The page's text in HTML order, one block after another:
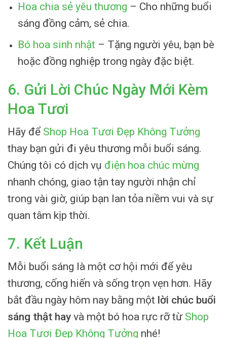
Hoa chia sẻ yêu thương – Cho những buổi
sáng đồng cảm, sẻ chia.
Bó hoa sinh nhật – Tặng người yêu, bạn bè
hoặc đồng nghiệp trong ngày đặc biệt.
6. Gửi Lời Chúc Ngày Mới Kèm
Hoa Tươi
Hãy để Shop Hoa Tươi Đẹp Không Tưởng
thay bạn gửi đi yêu thương mỗi buổi sáng.
Chúng tôi có dịch vụ điện hoa chúc mừng
nhanh chóng, giao tận tay người nhận chỉ
trong vài giờ, giúp bạn lan tỏa niềm vui và sự
quan tâm kịp thời.
7. Kết Luận
Mỗi buổi sáng là một cơ hội mới để yêu
thương, cống hiến và sống trọn vẹn hơn. Hãy
bắt đầu ngày hôm nay bằng một lời chúc buổi
sáng thật hay và một bó hoa rực rỡ từ Shop
Hoa Tươi Đẹp Không Tưởng nhé!